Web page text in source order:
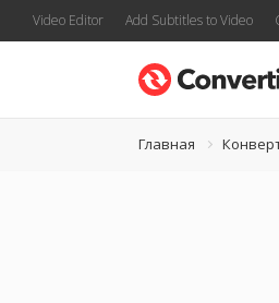
Video Editor Add Subtitles to Video
Главная